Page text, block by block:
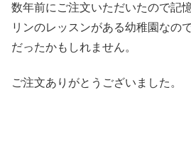
数年前にご注文いただいたので記
リンのレッスンがある幼稚園なの
だったかもしれません。
ご注文ありがとうございました。